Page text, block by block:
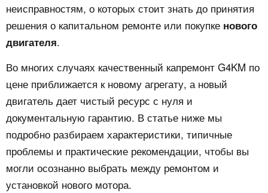
неисправностям, о которых стоит знать до принятия
решения о капитальном ремонте или покупке нового
двигателя.
Во многих случаях качественный капремонт G4KM по
цене приближается к новому агрегату, а новый
двигатель дает чистый ресурс с нуля и
документальную гарантию. В статье ниже мы
подробно разбираем характеристики, типичные
проблемы и практические рекомендации, чтобы вы
могли осознанно выбрать между ремонтом и
установкой нового мотора.